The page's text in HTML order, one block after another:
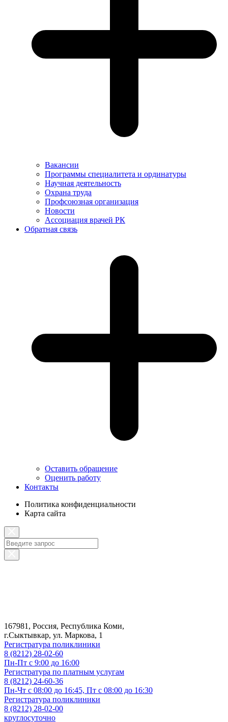
Вакансии
Программы специалитета и ординатуры
Научная деятельность
Охрана труда
Профсоюзная организация
Новости
Ассоциация врачей РК
Обратная связь
Оставить обращение
Оценить работу
Контакты
Политика конфиденциальности
Карта сайта
167981, Россия, Республика Коми,
г.Сыктывкар, ул. Маркова, 1
Регистратура поликлиники
8 (8212) 28-02-60
Пн-Пт с 9:00 до 16:00
Регистратура по платным услугам
8 (8212) 24-60-36
Пн-Чт с 08:00 до 16:45, Пт с 08:00 до 16:30
Регистратура поликлиники
8 (8212) 28-02-00
круглосуточно